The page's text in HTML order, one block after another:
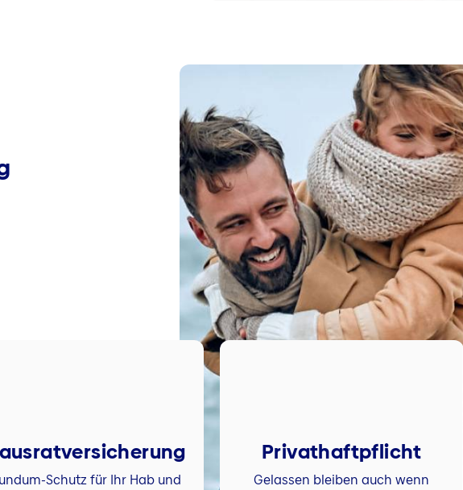
Schutz für Ihr Hab und
Privathaftpflicht
Gelassen bleiben auch wenn